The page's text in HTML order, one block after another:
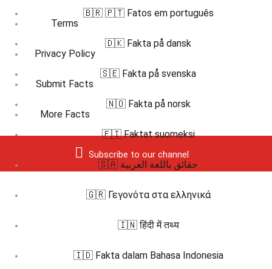
Terms
Privacy Policy
Submit Facts
More Facts
Subscribe to our channel
🇧🇷 🇵🇹 Fatos em português
🇩🇰 Fakta på dansk
🇸🇪 Fakta på svenska
🇳🇴 Fakta på norsk
🇫🇮 Faktat suomeksi
🇸🇦 حقائق باللغة العربية
🇬🇷 Γεγονότα στα ελληνικά
🇮🇳 हिंदी में तथ्य
🇮🇩 Fakta dalam Bahasa Indonesia